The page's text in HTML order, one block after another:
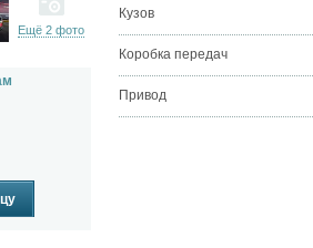
Ещё 2 фото
Кузов
Коробка передач
Привод